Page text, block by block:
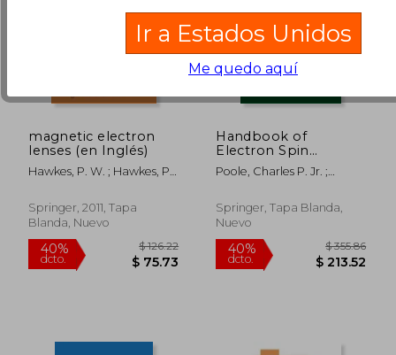
45%
dcto. $ 179.34
45%
dcto. $
magnetic electron
lenses (en Inglés)
Hawkes, P. W. ; Hawkes, P.
Springer, 2011, Tapa
Blanda, Nuevo
Handbook of
Electron Spin
Resonance: Volume 2
(en Inglés)
Poole, Charles P. Jr. ;
Springer, Tapa Blanda,
Nuevo
Ir a Estados Unidos
Me quedo aquí